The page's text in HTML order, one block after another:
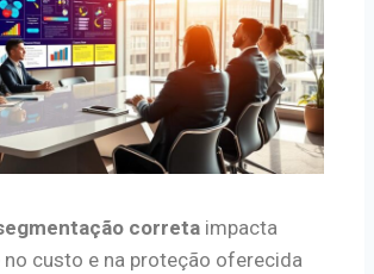
correta impacta
custo e na proteção oferecida